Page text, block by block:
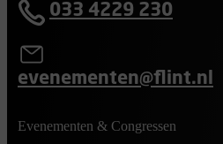
033 4229 230
evenementen@flint.nl
Evenementen & Congressen